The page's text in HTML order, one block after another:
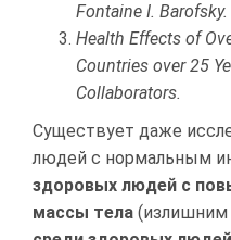
Fontaine I.
Health Effects of
Countries over 25
Collaborators.
Существует даже
людей с нормальным
здоровых людей с
массы тела (излишним